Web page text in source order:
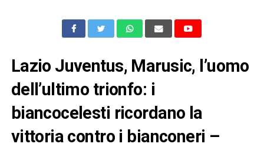
Lazio Juventus, Marusic, l’uomo
dell’ultimo trionfo: i
biancocelesti ricordano la
vittoria contro i bianconeri –